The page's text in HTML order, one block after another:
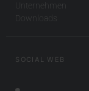
Unternehmen
Downloads
SOCIAL WEB